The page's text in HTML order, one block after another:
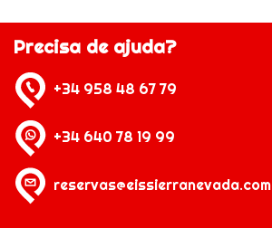
Precisa de ajuda?
+34 958 48 67 79
+34 640 78 19 99
reservas@eissierranevada.com